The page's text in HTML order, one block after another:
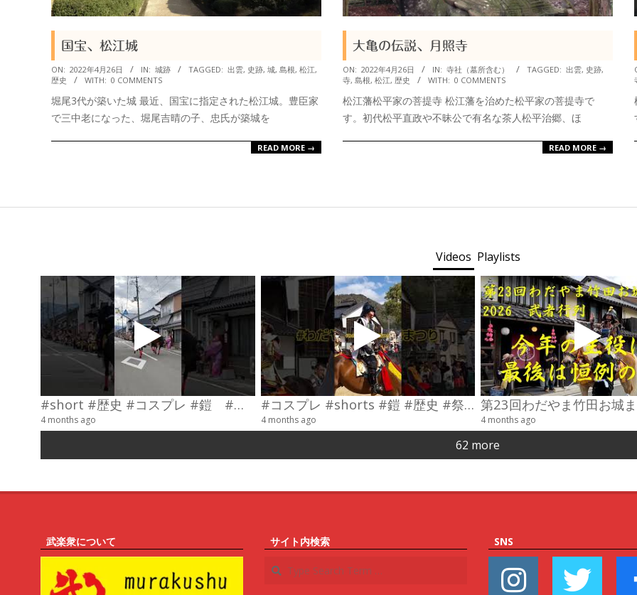
国宝、松江城
2022-
04-
26
ON: 2022年4月26日 IN: 城跡 TAGGED: 出雲, 史跡, 城, 島根, 松江,
歴史
WITH: 0 COMMENTS
堀尾3代が築いた城 最近、国宝に指定された松江城。豊臣家
で三中老になった、堀尾吉晴の子、忠氏が築城を
READ MORE →
大亀の伝説、月照寺
2022-
04-
26
ON: 2022年4月26日 IN: 寺社（墓所含む） TAGGED: 出雲, 史跡,
寺, 島根, 松江, 歴史 WITH: 0 COMMENTS
松江藩松平家の菩提寺 松江藩を治めた松平家の菩提寺で
す。初代松平直政や不昧公で有名な茶人松平治郷、ほ
READ MORE →
Videos Playlists
#short #歴史 #コスプレ #鎧 #乗馬 #武士
4 months ago
#コスプレ #shorts #鎧 #歴史 #祭り
4 months ago 4 months ago
62 more
武楽衆について
サイト内検索
Search
SNS